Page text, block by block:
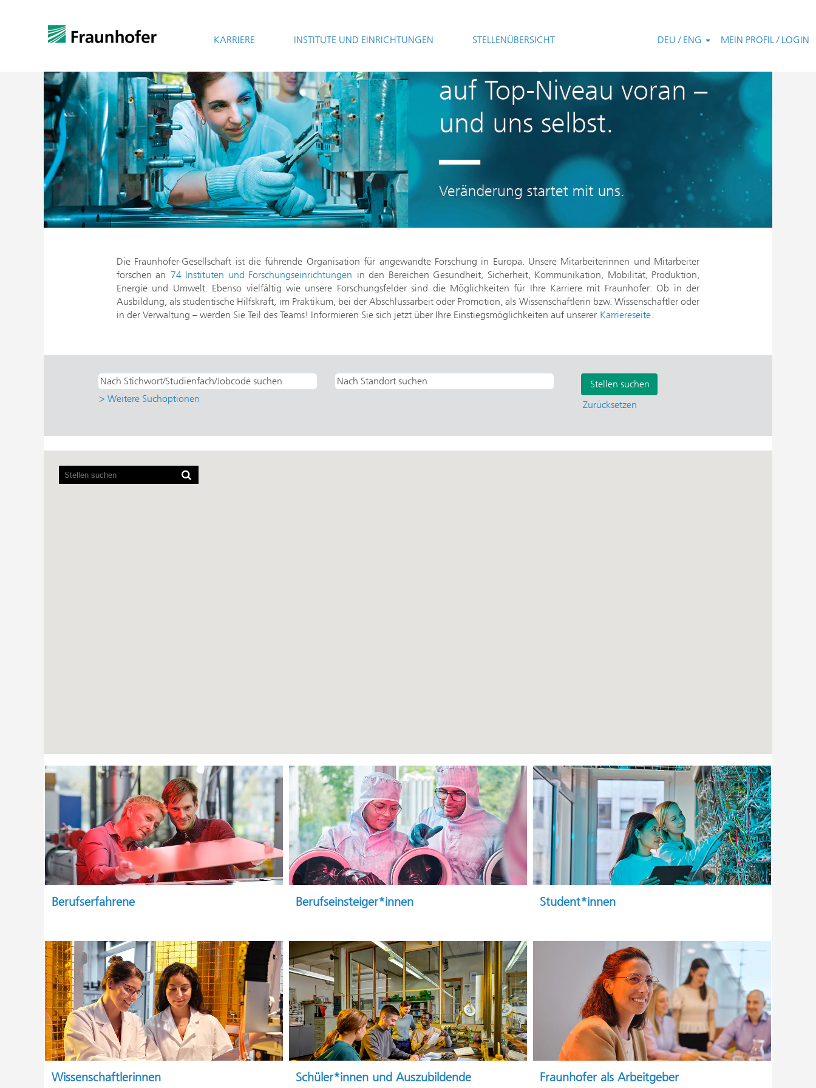
KARRIERE INSTITUTE UND EINRICHTUNGEN STELLENÜBERSICHT DEU / ENG MEIN PROFIL / LOGIN
Die Fraunhofer-Gesellschaft ist die führende Organisation für angewandte Forschung in Europa. Unsere Mitarbeiterinnen und Mitarbeiter
forschen an 74 Instituten und Forschungseinrichtungen in den Bereichen Gesundheit, Sicherheit, Kommunikation, Mobilität, Produktion,
Energie und Umwelt. Ebenso vielfältig wie unsere Forschungsfelder sind die Möglichkeiten für Ihre Karriere mit Fraunhofer: Ob in der
Ausbildung, als studentische Hilfskraft, im Praktikum, bei der Abschlussarbeit oder Promotion, als Wissenschaftlerin bzw. Wissenschaftler oder
in der Verwaltung – werden Sie Teil des Teams! Informieren Sie sich jetzt über Ihre Einstiegsmöglichkeiten auf unserer Karriereseite.
> Weitere Suchoptionen
Zurücksetzen
können
Berufserfahrene Berufseinsteiger*innen Student*innen
Wissenschaftlerinnen Schüler*innen und Auszubildende Fraunhofer als Arbeitgeber